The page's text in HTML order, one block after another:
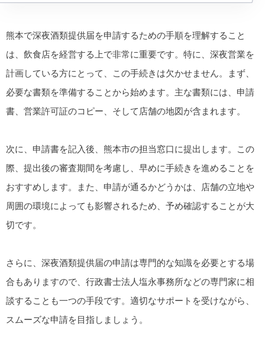
熊本で深夜酒類提供届を申請するための手順を理解すること
は、飲食店を経営する上で非常に重要です。特に、深夜営業を
計画している方にとって、この手続きは欠かせません。まず、
必要な書類を準備することから始めます。主な書類には、申請
書、営業許可証のコピー、そして店舗の地図が含まれます。
次に、申請書を記入後、熊本市の担当窓口に提出します。この
際、提出後の審査期間を考慮し、早めに手続きを進めることを
おすすめします。また、申請が通るかどうかは、店舗の立地や
周囲の環境によっても影響されるため、予め確認することが大
切です。
さらに、深夜酒類提供届の申請は専門的な知識を必要とする場
合もありますので、行政書士法人塩永事務所などの専門家に相
談することも一つの手段です。適切なサポートを受けながら、
スムーズな申請を目指しましょう。